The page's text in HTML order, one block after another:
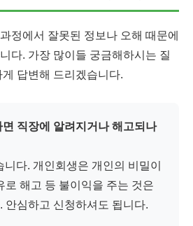
정에서 잘못된 정보나 오해 때문에
다. 가장 많이들 궁금해하시는 질
답변해 드리겠습니다.
직장에 알려지거나 해고되나
다. 개인회생은 개인의 비밀이
로 해고 등 불이익을 주는 것은
안심하고 신청하셔도 됩니다.